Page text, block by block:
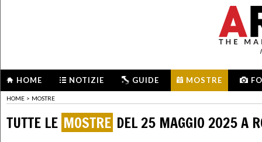
HOME NOTIZIE GUIDE MOSTRE
HOME > MOSTRE
TUTTE LE MOSTRE DEL 25 MAGGIO 2025 A